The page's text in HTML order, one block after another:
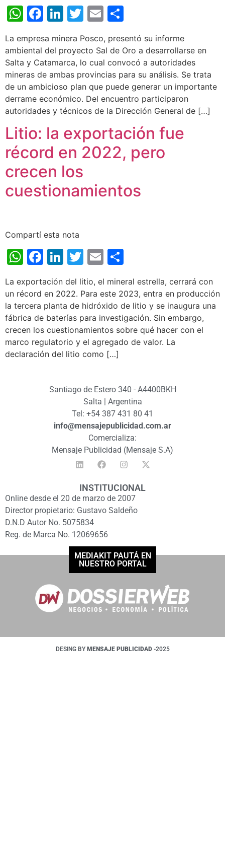
WhatsApp
Facebook
LinkedIn
Twitter
Email
La empresa minera Posco, presentó su informe
ambiental del proyecto Sal de Oro a desarrollarse en
Salta y Catamarca, lo cual convocó a autoridades
mineras de ambas provincias para su análisis. Se trata
de un ambicioso plan que puede generar un importante
derrame económico. Del encuentro participaron
autoridades y técnicos de la Dirección General de […]
Litio: la exportación fue
récord en 2022, pero
crecen los
cuestionamientos
Compartí esta nota
WhatsApp
Facebook
LinkedIn
Twitter
Email
La exportación del litio, el mineral estrella, cerrará con
un récord en 2022. Para este 2023, entra en producción
la tercera planta de hidróxido de litio y se inaugura una
fábrica de baterías para investigación. Sin embargo,
crecen los cuestionamientos sobre qué hacer con el
marco regulatorio y el agregado de valor. La
declaración del litio como […]
Santiago de Estero 340 - A4400BKH
Salta | Argentina
Tel: +54 387 431 80 41
info@mensajepublicidad.com.ar
Comercializa:
Mensaje Publicidad (Mensaje S.A)
INSTITUCIONAL
Online desde el 20 de marzo de 2007
Director propietario: Gustavo Saldeño
D.N.D Autor No. 5075834
Reg. de Marca No. 12069656
MEDIAKIT PAUTÁ EN
NUESTRO PORTAL
DESING BY MENSAJE PUBLICIDAD -2025